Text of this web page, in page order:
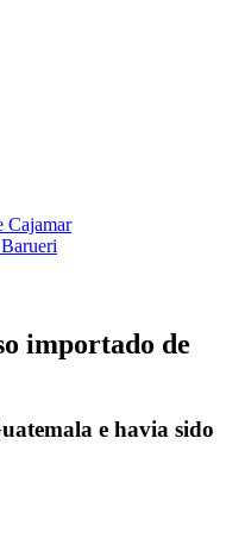
importado de
e havia sido